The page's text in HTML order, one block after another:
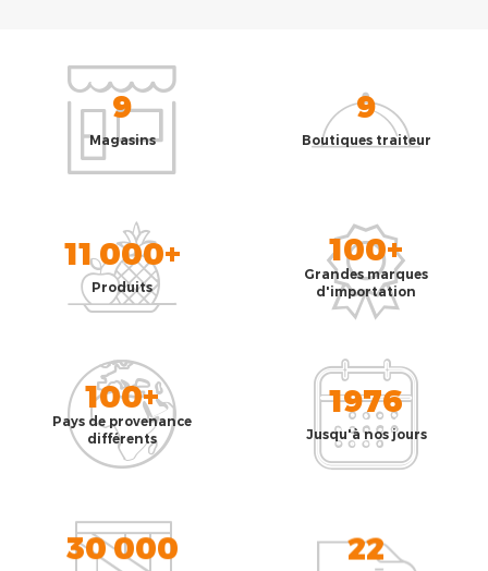
9
Magasins
9
Boutiques traiteur
11 000+
Produits
100+
Grandes marques
d'importation
100+
Pays de provenance
différents
1976
Jusqu'à nos jours
30 000 22